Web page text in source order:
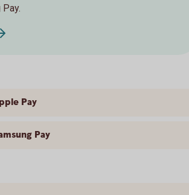
Pay
Pay